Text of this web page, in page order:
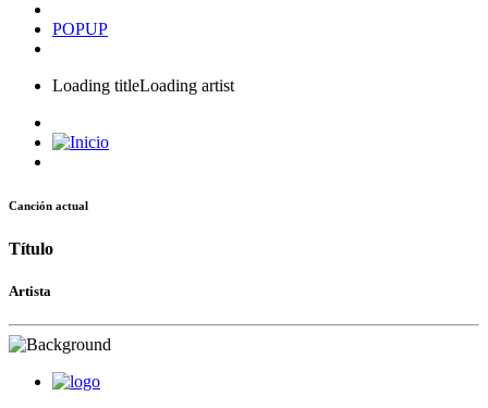
POPUP
Loading titleLoading artist
Canción actual
Título
Artista